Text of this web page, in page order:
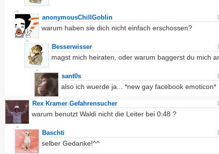
anonymousChillGoblin
warum haben sie dich nicht einfach erschossen?
Besserwisser
magst mich heiraten, oder warum baggerst du mich
sant0s
also ich wuerde ja... *new gay facebook emoticon*
Rex Kramer Gefahrensucher
warum benutzt Waldi nicht die Leiter bei 0:48 ?
Baschti
selber Gedanke!^^